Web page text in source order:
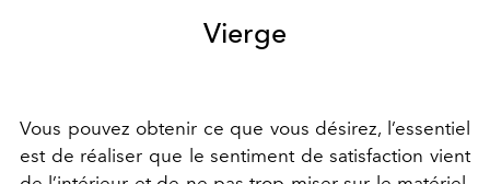
Vierge
Vous pouvez obtenir ce que vous désirez, l ’essentiel
est de réaliser que le sentiment de satisfaction vient